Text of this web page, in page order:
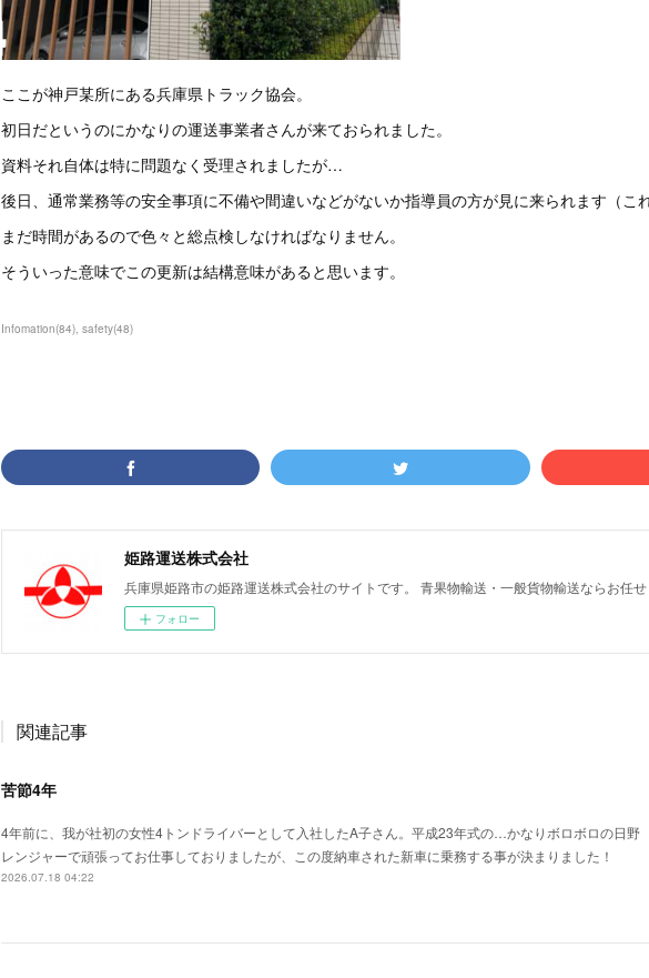
ここが神戸某所にある兵庫県トラック協会。
初日だというのにかなりの運送事業者さんが来ておられました。
資料それ自体は特に問題なく受理されましたが…
後日、通常業務等の安全事項に不備や間違いなどがないか指導員の方が見に来られます（こ
まだ時間があるので色々と総点検しなければなりません。
そういった意味でこの更新は結構意味があると思います。
Infomation(84) safety(48)
姫路運送株式会社
兵庫県姫路市の姫路運送株式会社のサイトです。 青果物輸送・一般貨物輸送ならお任
フォロー
関連記事
苦節4年
4年前に、我が社初の女性4トンドライバーとして入社したA子さん。平成23年式の…かなりボロボロの日野
レンジャーで頑張ってお仕事しておりましたが、この度納車された新車に乗務する事が決まりました！
2026.07.18 04:22